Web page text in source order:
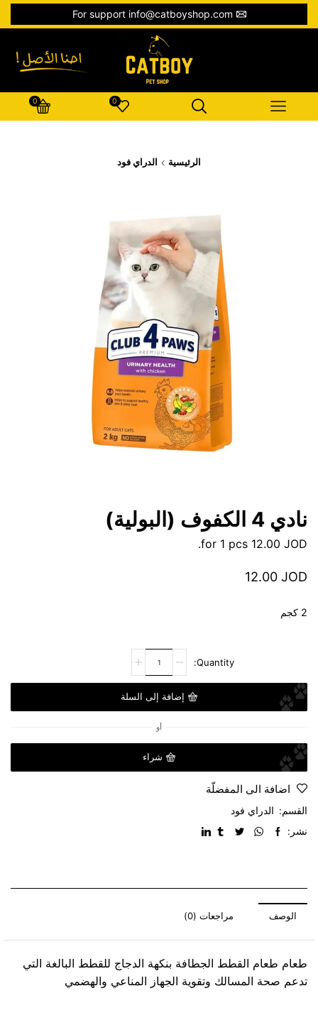
For support info@catboyshop.com
0
0
الرئيسية الدراي فود
نادي 4 الكفوف (البولية)
12.00 JOD
12.00 JOD
2 كجم
إضافة إلى السلة
أو
شراء
اضافة الى المفضلّة
القسم: الدراي فود
نشر:
الوصف مراجعات (0)
طعام طعام القطط الجطافة بنكهة الدجاج للقطط البالغة التي
تدعم صحة المسالك وتقوية الجهاز المناعي والهضمي